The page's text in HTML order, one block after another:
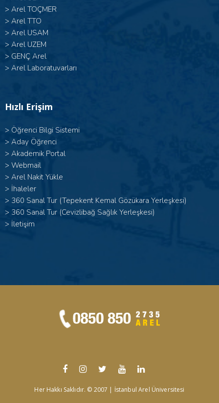
> Arel TOÇMER
> Arel TTO
> Arel USAM
> Arel UZEM
> GENÇ Arel
> Arel Laboratuvarları
Hızlı Erişim
> Öğrenci Bilgi Sistemi
> Aday Öğrenci
> Akademik Portal
> Webmail
> Arel Nakit Yükle
> İhaleler
> 360 Sanal Tur (Tepekent Kemal Gözükara Yerleşkesi)
> 360 Sanal Tur (Cevizlibağ Sağlık Yerleşkesi)
> İletişim
Her Hakkı Saklıdır. © 2007 | İstanbul Arel Üniversitesi